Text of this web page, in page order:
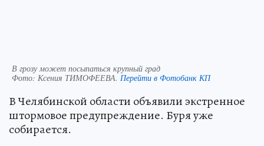
В грозу может посыпаться крупный град
Фото: Ксения ТИМОФЕЕВА. Перейти в Фотобанк КП
В Челябинской области объявили экстренное
штормовое предупреждение. Буря уже
собирается.